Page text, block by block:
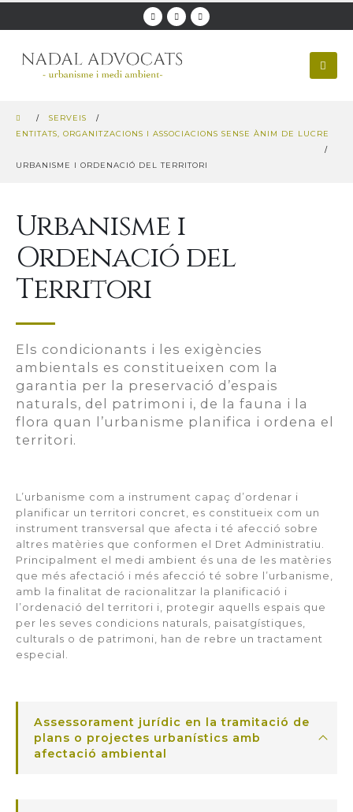
SERVEIS
ENTITATS, ORGANITZACIONS I ASSOCIACIONS SENSE ÀNIM DE LUCRE
URBANISME I ORDENACIÓ DEL TERRITORI
Urbanisme i
Ordenació del
Territori
Els condicionants i les exigències
ambientals es constitueixen com la
garantia per la preservació d’espais
naturals, del patrimoni i, de la fauna i la
flora quan l’urbanisme planifica i ordena el
territori.
L’urbanisme com a instrument capaç d’ordenar i
planificar un territori concret, es constitueix com un
instrument transversal que afecta i té afecció sobre
altres matèries que conformen el Dret Administratiu.
Principalment el medi ambient és una de les matèries
que més afectació i més afecció té sobre l’urbanisme,
amb la finalitat de racionalitzar la planificació i
l’ordenació del territori i, protegir aquells espais que
per les seves condicions naturals, paisatgístiques,
culturals o de patrimoni, han de rebre un tractament
especial.
Assessorament jurídic en la tramitació de
plans o projectes urbanístics amb
afectació ambiental